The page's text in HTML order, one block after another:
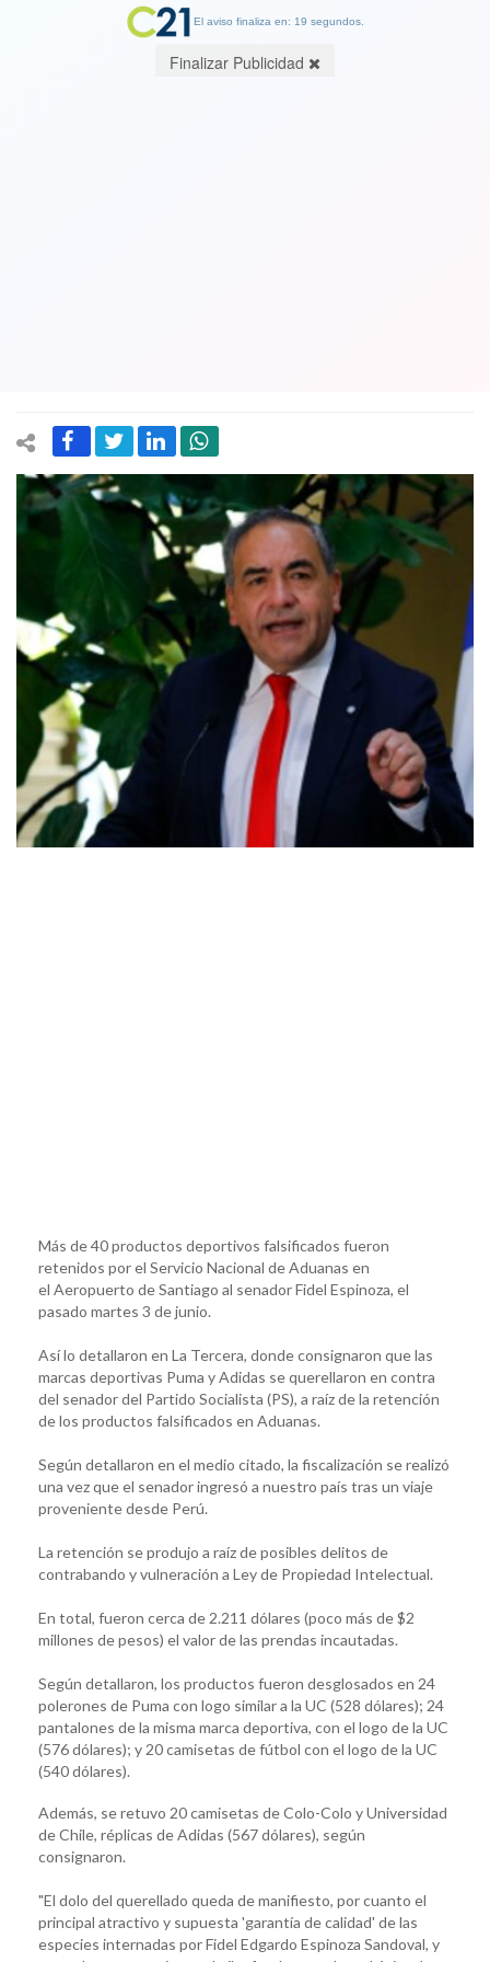
Más de 40 productos deportivos falsificados fueron
retenidos por el Servicio Nacional de Aduanas en
el Aeropuerto de Santiago al senador Fidel Espinoza, el
pasado martes 3 de junio.
Así lo detallaron en La Tercera, donde consignaron que las
marcas deportivas Puma y Adidas se querellaron en contra
del senador del Partido Socialista (PS), a raíz de la retención
de los productos falsificados en Aduanas.
Según detallaron en el medio citado, la fiscalización se realizó
una vez que el senador ingresó a nuestro país tras un viaje
proveniente desde Perú.
La retención se produjo a raíz de posibles delitos de
contrabando y vulneración a Ley de Propiedad Intelectual.
En total, fueron cerca de 2.211 dólares (poco más de $2
millones de pesos) el valor de las prendas incautadas.
Según detallaron, los productos fueron desglosados en 24
polerones de Puma con logo similar a la UC (528 dólares); 24
pantalones de la misma marca deportiva, con el logo de la UC
(576 dólares); y 20 camisetas de fútbol con el logo de la UC
(540 dólares).
Además, se retuvo 20 camisetas de Colo-Colo y Universidad
de Chile, réplicas de Adidas (567 dólares), según
consignaron.
"El dolo del querellado queda de manifiesto, por cuanto el
principal atractivo y supuesta 'garantía de calidad' de las
especies internadas por Fidel Edgardo Espinoza Sandoval, y
El aviso finaliza en: 19 segundos.
Finalizar Publicidad